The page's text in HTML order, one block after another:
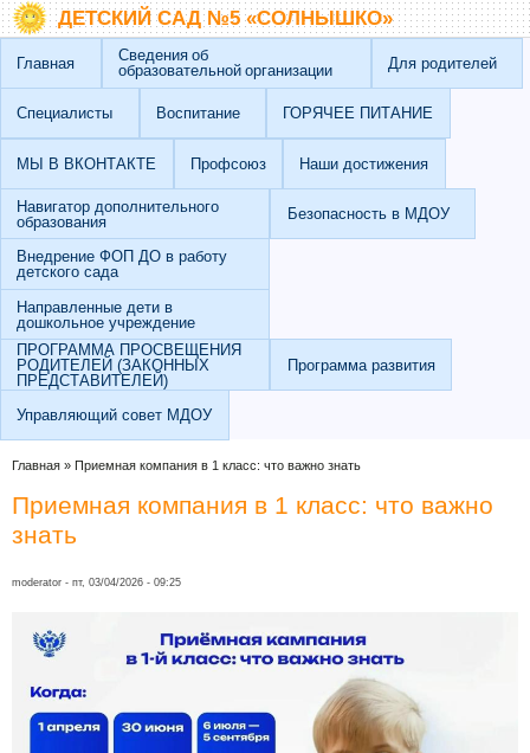
Перейти к основному содержанию
Skip to searchДЕТСКИЙ САД №5 «СОЛНЫШКО»
Главная
Сведения об
образовательной организации
Для родителей
Специалисты Воспитание ГОРЯЧЕЕ ПИТАНИЕ
МЫ В ВКОНТАКТЕ Профсоюз Наши достижения
Навигатор дополнительного
образования
Безопасность в МДОУ
Внедрение ФОП ДО в работу
детского сада
Направленные дети в
дошкольное учреждение
ПРОГРАММА ПРОСВЕЩЕНИЯ
РОДИТЕЛЕЙ (ЗАКОННЫХ
ПРЕДСТАВИТЕЛЕЙ)
Программа развития
Управляющий совет МДОУ
Вы здесь
Главная » Приемная компания в 1 класс: что важно знать
Приемная компания в 1 класс: что важно
знать
moderator - пт, 03/04/2026 - 09:25